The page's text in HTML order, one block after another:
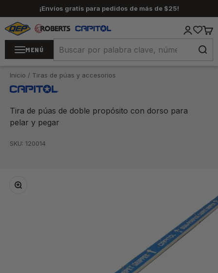
Ir al contenido¡Envíos gratis para pedidos de más de $25!
MENÚ
QEP / ROBERTS / Capitol Iniciar
Inicio / Tiras de púas y accesorios
Tira de púas de doble propósito con dorso para
pelar y pegar
SKU: 120014
Zoom